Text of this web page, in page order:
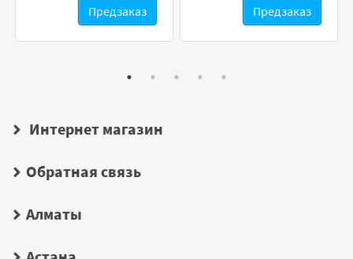
Предзаказ Предзаказ
Интернет магазин
Обратная связь
Алматы